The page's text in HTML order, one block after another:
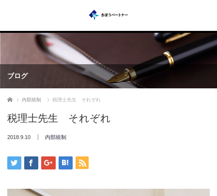
ブログ
ホーム 内部統制 税理士先生 それぞれ
税理士先生 それぞれ
2018.9.10 内部統制